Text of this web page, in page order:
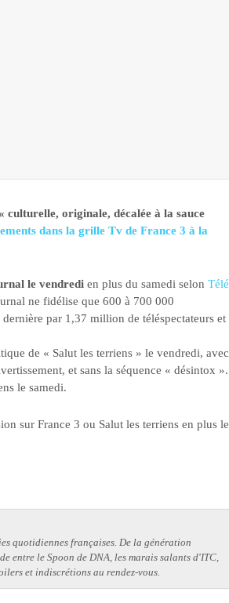
culturelle, originale, décalée à la sauce
dans la grille Tv de France 3 à la
le vendredi en plus du samedi selon Télé
ne fidélise que 600 à 700 000
par 1,37 million de téléspectateurs et
de « Salut les terriens » le vendredi, avec
et sans la séquence « désintox ».
le samedi.
sur France 3 ou Salut les terriens en plus le
quotidiennes françaises. De la génération
entre le Spoon de DNA, les marais salants d'ITC,
et indiscrétions au rendez-vous.